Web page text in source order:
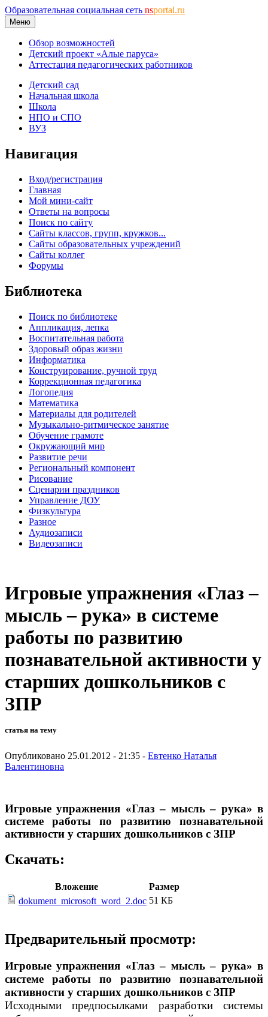
Образовательная социальная сеть nsportal.ru
Меню
Обзор возможностей
Детский проект «Алые паруса»
Аттестация педагогических работников
Детский сад
Начальная школа
Школа
НПО и СПО
ВУЗ
Навигация
Вход/регистрация
Главная
Мой мини-сайт
Ответы на вопросы
Поиск по сайту
Сайты классов, групп, кружков...
Сайты образовательных учреждений
Сайты коллег
Форумы
Библиотека
Поиск по библиотеке
Аппликация, лепка
Воспитательная работа
Здоровый образ жизни
Информатика
Конструирование, ручной труд
Коррекционная педагогика
Логопедия
Математика
Материалы для родителей
Музыкально-ритмическое занятие
Обучение грамоте
Окружающий мир
Развитие речи
Региональный компонент
Рисование
Сценарии праздников
Управление ДОУ
Физкультура
Разное
Аудиозаписи
Видеозаписи
Игровые упражнения «Глаз –
мысль – рука» в системе
работы по развитию
познавательной активности у
старших дошкольников с
ЗПР
статья на тему
Опубликовано 25.01.2012 - 21:35 - Евтенко Наталья
Валентиновна
Игровые упражнения «Глаз – мысль – рука» в
системе работы по развитию познавательной
активности у старших дошкольников с ЗПР
Скачать:
Вложение
Размер
dokument_microsoft_word_2.doc 51 КБ
Предварительный просмотр:
Игровые упражнения «Глаз – мысль – рука» в
системе работы по развитию познавательной
активности у старших дошкольников с ЗПР
Исходными предпосылками разработки системы